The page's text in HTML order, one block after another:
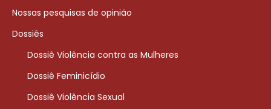
Nossas pesquisas de opinião
Dossiês
Dossiê Violência contra as Mulheres
Dossiê Feminicídio
Dossiê Violência Sexual